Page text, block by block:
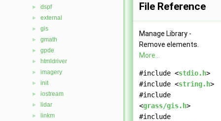
► dspf
► external
► gis
► gmath
► gpde
► htmldriver
► imagery
► init
► iostream
► lidar
► linkm
File Reference
Manage Library -
Remove elements.
More...
#include <stdio.h>
#include <string.h>
#include
<grass/gis.h>
#include